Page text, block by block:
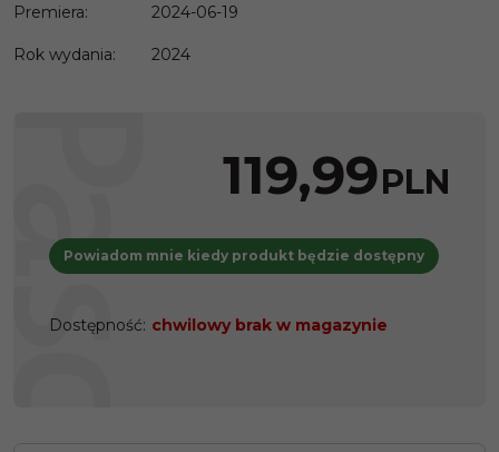
Premiera: 2024-06-19
Rok wydania: 2024
119,99PLN
Powiadom mnie kiedy produkt będzie dostępny
Dostępność: chwilowy brak w magazynie